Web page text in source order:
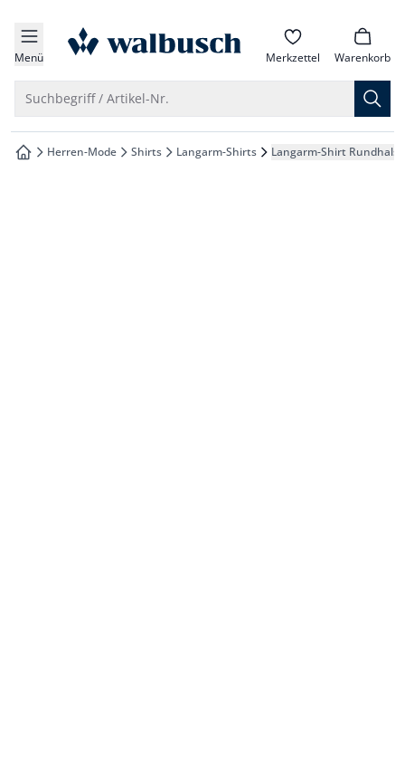
springen
springen
springen
springen
Menü zur Startseite Merkzettel Warenkorb
Suchbegriff / Artikel-Nr.
zur Startseite
Herren-Mode Shirts Langarm-Shirts Langarm-Shirt